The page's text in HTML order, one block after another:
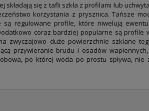
składają się z tafli szkła z profilami lub
korzystania z prysznica. Tańsze
są regulowane profile, które niwelują
coraz bardziej popularne są
zwyczajowo duże powierzchnie szklane
przywieranie brudu i osadów
po której woda po prostu spływa,